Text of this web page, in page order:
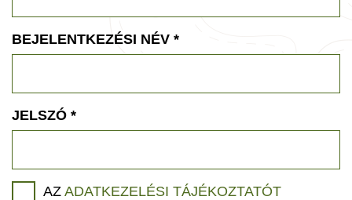
BEJELENTKEZÉSI NÉV *
JELSZÓ *
AZ ADATKEZELÉSI TÁJÉKOZTATÓT